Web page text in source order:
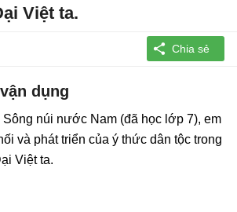
Việt ta.
dụng
núi nước Nam (đã học lớp 7), em
và phát triển của ý thức dân tộc trong
Việt ta.